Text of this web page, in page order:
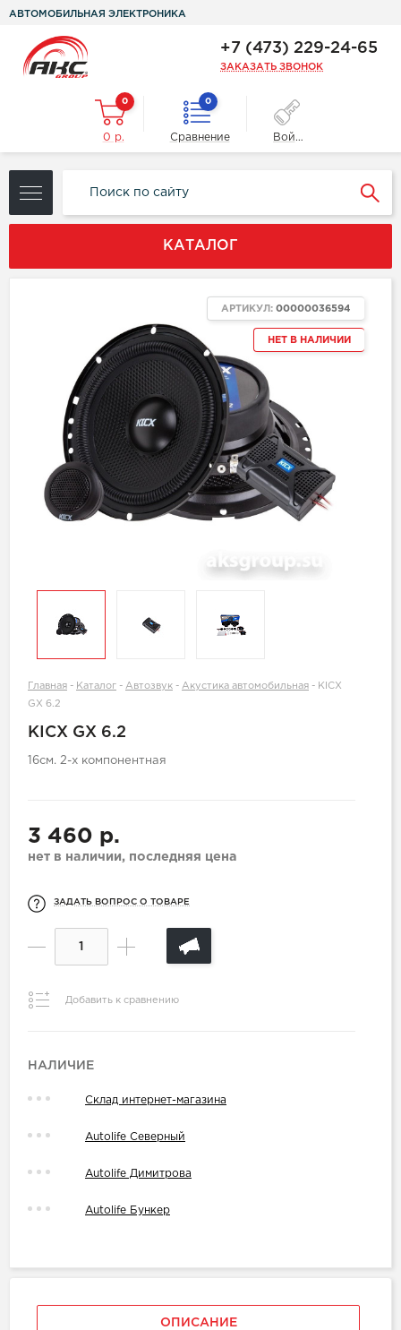
АВТОМОБИЛЬНАЯ ЭЛЕКТРОНИКА
+7 (473) 229-24-65
ЗАКАЗАТЬ ЗВОНОК
0
0 р.
0
Сравнение Войти
КАТАЛОГ
НЕТ В НАЛИЧИИ
АРТИКУЛ: 00000036594
Главная - Каталог - Автозвук - Акустика автомобильная - KICX
GX 6.2
KICX GX 6.2
16см. 2-х компонентная
3 460 р.
нет в наличии, последняя цена
ЗАДАТЬ ВОПРОС О ТОВАРЕ
Добавить к сравнению
НАЛИЧИЕ
Склад интернет-магазина
Autolife Северный
Autolife Димитрова
Autolife Бункер
ОПИСАНИЕ